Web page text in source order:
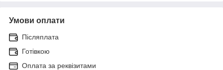
Умови оплати
Післяплата
Готівкою
Оплата за реквізитами